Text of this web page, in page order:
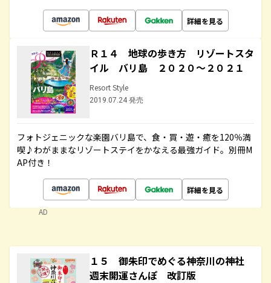
詳細を見る
Ｒ１４ 地球の歩き方 リゾートスタ
イル バリ島 ２０２０～２０２１
Resort Style
2019.07.24 発売
フォトジェニックな楽園バリ島で、食・買・遊・癒を120％満
喫♪わがままなリゾートステイをかなえる最強ガイド。別冊M
AP付き！
詳細を見る
AD
１５ 御朱印でめぐる神奈川の神社
週末開運さんぽ 改訂版